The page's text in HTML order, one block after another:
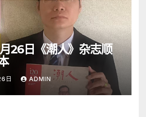
26日《潮人》杂志顺
日 ADMIN